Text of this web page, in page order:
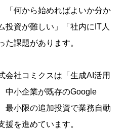
「何から始めればよいか分か
投資が難しい」「社内にIT人
た課題があります。
会社コミクスは「生成AI活用
中小企業が既存のGoogle
最小限の追加投資で業務自動
援を進めています。